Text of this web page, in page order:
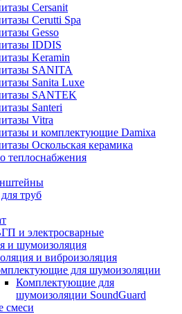
Cersanit
Cerutti Spa
Gesso
IDDIS
Keramin
SANITA
Sanita Luxe
SANTEK
Santeri
Vitra
и комплектующие Damixa
Оскольская керамика
теплоснабжения
труб
и электросварные
и шумоизоляция
и виброизоляция
для шумоизоляции
Комплектующие для
шумоизоляции SoundGuard
смеси